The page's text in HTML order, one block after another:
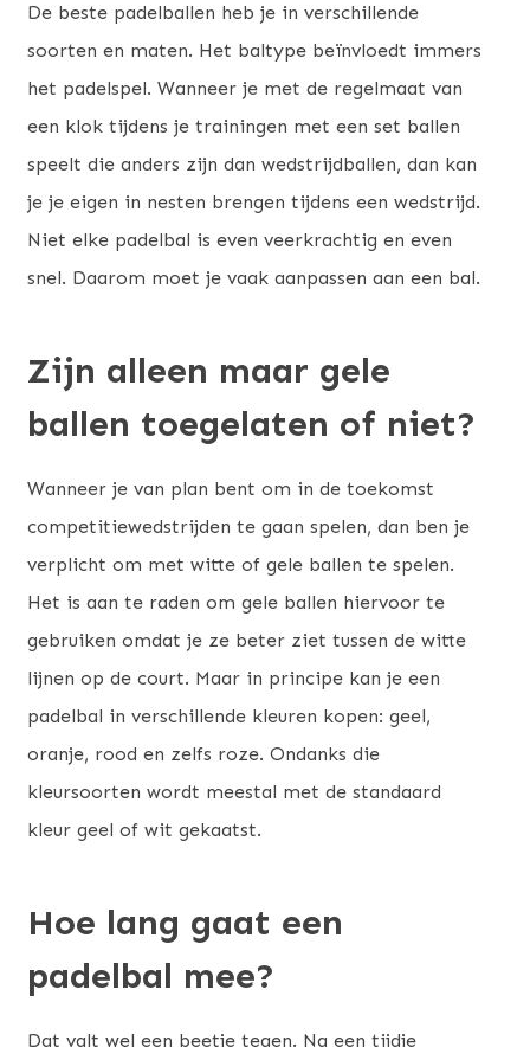
De beste padelballen heb je in verschillende
soorten en maten. Het baltype beïnvloedt immers
het padelspel. Wanneer je met de regelmaat van
een klok tijdens je trainingen met een set ballen
speelt die anders zijn dan wedstrijdballen, dan kan
je je eigen in nesten brengen tijdens een wedstrijd.
Niet elke padelbal is even veerkrachtig en even
snel. Daarom moet je vaak aanpassen aan een bal.
Zijn alleen maar gele
ballen toegelaten of niet?
Wanneer je van plan bent om in de toekomst
competitiewedstrijden te gaan spelen, dan ben je
verplicht om met witte of gele ballen te spelen.
Het is aan te raden om gele ballen hiervoor te
gebruiken omdat je ze beter ziet tussen de witte
lijnen op de court. Maar in principe kan je een
padelbal in verschillende kleuren kopen: geel,
oranje, rood en zelfs roze. Ondanks die
kleursoorten wordt meestal met de standaard
kleur geel of wit gekaatst.
Hoe lang gaat een
padelbal mee?
Dat valt wel een beetje tegen. Na een tijdje